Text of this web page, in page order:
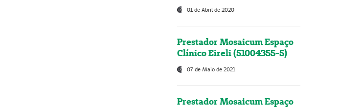
01 de Abril de 2020
Prestador Mosaicum Espaço
Clínico Eireli (51004355-5)
07 de Maio de 2021
Prestador Mosaicum Espaço